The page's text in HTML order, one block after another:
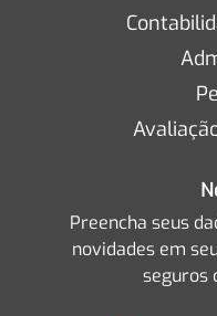
Preencha seus
novidades em
seguros